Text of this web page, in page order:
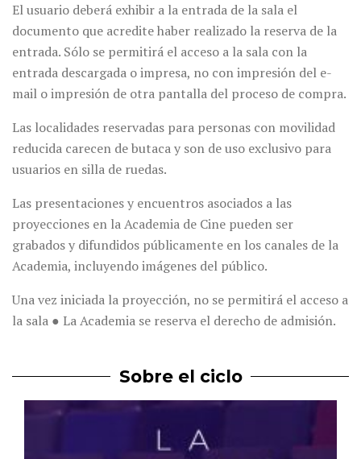
El usuario deberá exhibir a la entrada de la sala el
documento que acredite haber realizado la reserva de la
entrada. Sólo se permitirá el acceso a la sala con la
entrada descargada o impresa, no con impresión del e-
mail o impresión de otra pantalla del proceso de compra.
Las localidades reservadas para personas con movilidad
reducida carecen de butaca y son de uso exclusivo para
usuarios en silla de ruedas.
Las presentaciones y encuentros asociados a las
proyecciones en la Academia de Cine pueden ser
grabados y difundidos públicamente en los canales de la
Academia, incluyendo imágenes del público.
Una vez iniciada la proyección, no se permitirá el acceso a
la sala ● La Academia se reserva el derecho de admisión.
Sobre el ciclo